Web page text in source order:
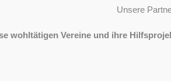
Unsere
wohltätigen Vereine und ihre